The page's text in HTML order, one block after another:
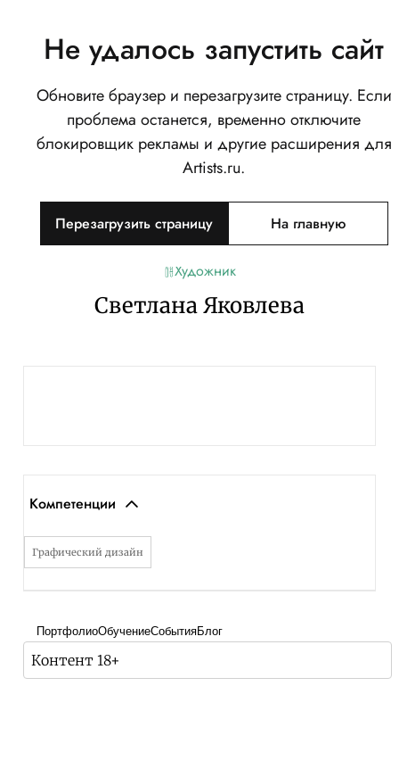
Не удалось запустить сайт
Обновите браузер и перезагрузите страницу. Если
проблема останется, временно отключите
блокировщик рекламы и другие расширения для
Artists.ru.
Перезагрузить страницу На главную
Художник
Светлана Яковлева
Компетенции
Графический дизайн
ПортфолиоОбучениеСобытияБлог
Контент 18+